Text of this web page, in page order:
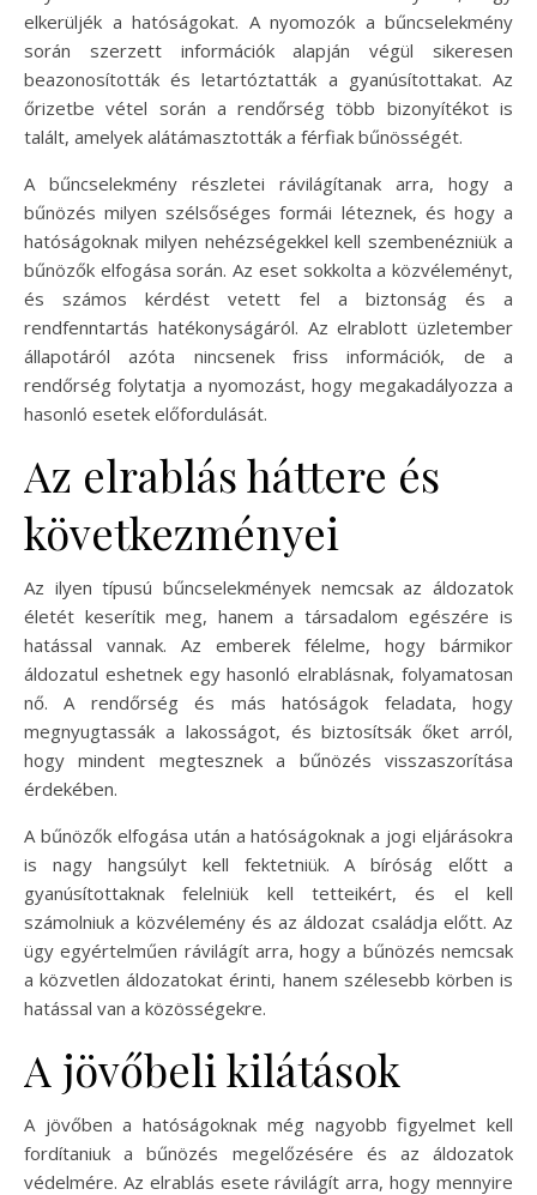
elkerüljék a hatóságokat. A nyomozók a bűncselekmény
során szerzett információk alapján végül sikeresen
beazonosították és letartóztatták a gyanúsítottakat. Az
őrizetbe vétel során a rendőrség több bizonyítékot is
talált, amelyek alátámasztották a férfiak bűnösségét.
A bűncselekmény részletei rávilágítanak arra, hogy a
bűnözés milyen szélsőséges formái léteznek, és hogy a
hatóságoknak milyen nehézségekkel kell szembenézniük a
bűnözők elfogása során. Az eset sokkolta a közvéleményt,
és számos kérdést vetett fel a biztonság és a
rendfenntartás hatékonyságáról. Az elrablott üzletember
állapotáról azóta nincsenek friss információk, de a
rendőrség folytatja a nyomozást, hogy megakadályozza a
hasonló esetek előfordulását.
Az elrablás háttere és
következményei
Az ilyen típusú bűncselekmények nemcsak az áldozatok
életét keserítik meg, hanem a társadalom egészére is
hatással vannak. Az emberek félelme, hogy bármikor
áldozatul eshetnek egy hasonló elrablásnak, folyamatosan
nő. A rendőrség és más hatóságok feladata, hogy
megnyugtassák a lakosságot, és biztosítsák őket arról,
hogy mindent megtesznek a bűnözés visszaszorítása
érdekében.
A bűnözők elfogása után a hatóságoknak a jogi eljárásokra
is nagy hangsúlyt kell fektetniük. A bíróság előtt a
gyanúsítottaknak felelniük kell tetteikért, és el kell
számolniuk a közvélemény és az áldozat családja előtt. Az
ügy egyértelműen rávilágít arra, hogy a bűnözés nemcsak
a közvetlen áldozatokat érinti, hanem szélesebb körben is
hatással van a közösségekre.
A jövőbeli kilátások
A jövőben a hatóságoknak még nagyobb figyelmet kell
fordítaniuk a bűnözés megelőzésére és az áldozatok
védelmére. Az elrablás esete rávilágít arra, hogy mennyire